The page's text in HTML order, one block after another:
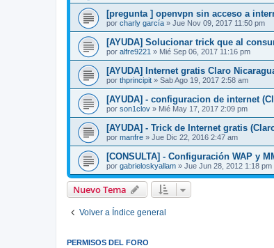
[pregunta ] openvpn sin acceso a
por charly garcía » Jue Nov 09, 2017 11:50 pm
[AYUDA] Solucionar trick que al
por alfre9221 » Mié Sep 06, 2017 11:16 pm
[AYUDA] Internet gratis Claro
por thprincipit » Sab Ago 19, 2017 2:58 am
[AYUDA] - configuracion de internet
por son1clov » Mié May 17, 2017 2:09 pm
[AYUDA] - Trick de Internet gratis
por manfre » Jue Dic 22, 2016 2:47 am
[CONSULTA] - Configuración WAP y
por gabrieloskyallam » Jue Jun 28, 2012 1:18 pm
Nuevo Tema
Volver a Índice general
PERMISOS DEL FORO